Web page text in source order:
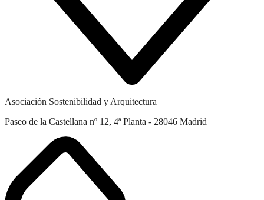
Asociación Sostenibilidad y Arquitectura
Paseo de la Castellana nº 12, 4ª Planta - 28046 Madrid